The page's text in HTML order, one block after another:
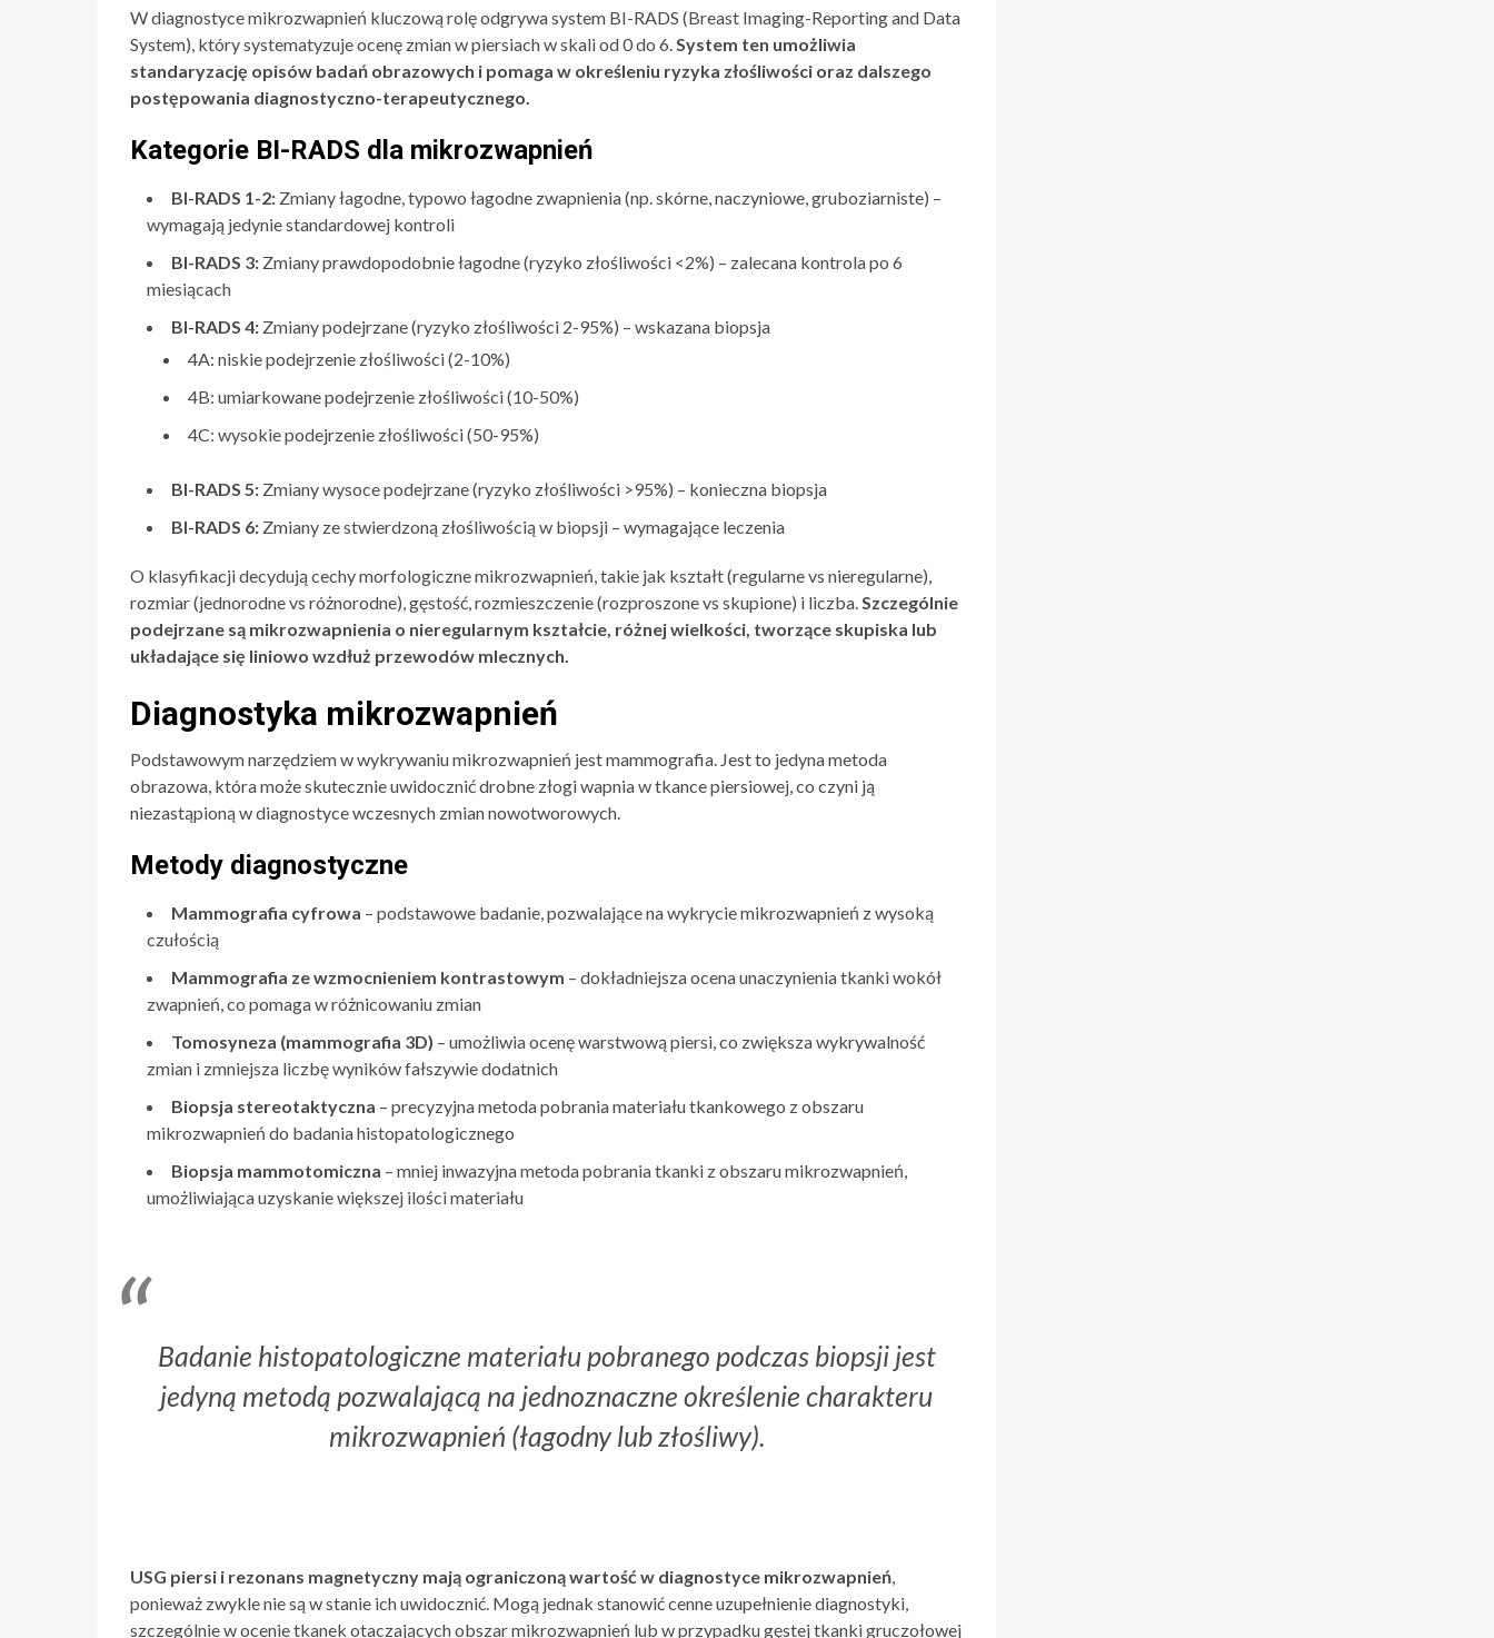
W diagnostyce mikrozwapnień kluczową rolę odgrywa system BI-RADS (Breast Imaging-Reporting and Data
System), który systematyzuje ocenę zmian w piersiach w skali od 0 do 6.System ten umożliwia
standaryzację opisów badań obrazowych i pomaga w określeniu ryzyka złośliwości oraz dalszego
postępowania diagnostyczno-terapeutycznego.
Kategorie BI-RADS dla mikrozwapnień
BI-RADS 1-2: Zmiany łagodne, typowo łagodne zwapnienia (np. skórne, naczyniowe, gruboziarniste) –
wymagają jedynie standardowej kontroli
BI-RADS 3: Zmiany prawdopodobnie łagodne (ryzyko złośliwości <2%) – zalecana kontrola po 6
miesiącach
BI-RADS 4: Zmiany podejrzane (ryzyko złośliwości 2-95%) – wskazana biopsja
4A: niskie podejrzenie złośliwości (2-10%)
4B: umiarkowane podejrzenie złośliwości (10-50%)
4C: wysokie podejrzenie złośliwości (50-95%)
BI-RADS 5: Zmiany wysoce podejrzane (ryzyko złośliwości >95%) – konieczna biopsja
BI-RADS 6: Zmiany ze stwierdzoną złośliwością w biopsji – wymagające leczenia
O klasyfikacji decydują cechy morfologiczne mikrozwapnień, takie jak kształt (regularne vs nieregularne),
rozmiar (jednorodne vs różnorodne), gęstość, rozmieszczenie (rozproszone vs skupione) i liczba.Szczególnie
podejrzane są mikrozwapnienia o nieregularnym kształcie, różnej wielkości, tworzące skupiska lub
układające się liniowo wzdłuż przewodów mlecznych.
Diagnostyka mikrozwapnień
Podstawowym narzędziem w wykrywaniu mikrozwapnień jest mammografia. Jest to jedyna metoda
obrazowa, która może skutecznie uwidocznić drobne złogi wapnia w tkance piersiowej, co czyni ją
niezastąpioną w diagnostyce wczesnych zmian nowotworowych.
Metody diagnostyczne
Mammografia cyfrowa – podstawowe badanie, pozwalające na wykrycie mikrozwapnień z wysoką
czułością
Mammografia ze wzmocnieniem kontrastowym – dokładniejsza ocena unaczynienia tkanki wokół
zwapnień, co pomaga w różnicowaniu zmian
Tomosyneza (mammografia 3D) – umożliwia ocenę warstwową piersi, co zwiększa wykrywalność
zmian i zmniejsza liczbę wyników fałszywie dodatnich
Biopsja stereotaktyczna – precyzyjna metoda pobrania materiału tkankowego z obszaru
mikrozwapnień do badania histopatologicznego
Biopsja mammotomiczna – mniej inwazyjna metoda pobrania tkanki z obszaru mikrozwapnień,
umożliwiająca uzyskanie większej ilości materiału
Badanie histopatologiczne materiału pobranego podczas biopsji jest
jedyną metodą pozwalającą na jednoznaczne określenie charakteru
mikrozwapnień (łagodny lub złośliwy).
USG piersi i rezonans magnetyczny mają ograniczoną wartość w diagnostyce mikrozwapnień,
ponieważ zwykle nie są w stanie ich uwidocznić. Mogą jednak stanowić cenne uzupełnienie diagnostyki,
szczególnie w ocenie tkanek otaczających obszar mikrozwapnień lub w przypadku gęstej tkanki gruczołowej